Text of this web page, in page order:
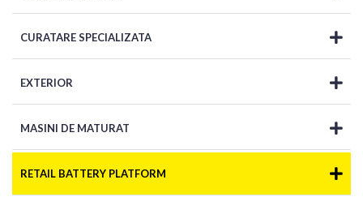
CURATARE SPECIALIZATA
EXTERIOR
MASINI DE MATURAT
RETAIL BATTERY PLATFORM